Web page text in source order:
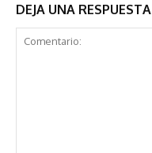
DEJA UNA RESPUESTA